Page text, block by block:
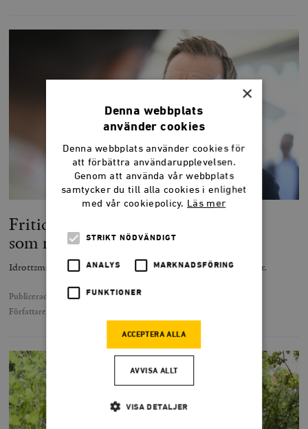
Fritidskortet – en kostsam satsning
som missar målet
Idrottsministern vill subventionera fotboll för medelklasskillar.
Publicerad
10 juli 2024
Författare
×
Denna webbplats
använder cookies
Denna webbplats använder cookies för
att förbättra användarupplevelsen.
Genom att använda vår webbplats
samtycker du till alla cookies i enlighet
med vår cookiepolicy. Läs mer
STRIKT NÖDVÄNDIGT
ANALYS MARKNADSFÖRING
FUNKTIONER
ACCEPTERA ALLA
AVVISA ALLT
VISA DETALJER